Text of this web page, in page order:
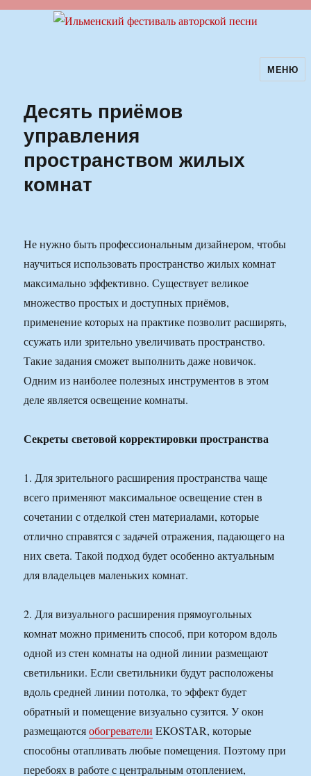
Ильменский фестиваль авторскойМЕНЮ
Десять приёмов
управления
пространством жилых
комнат
Не нужно быть профессиональным дизайнером, чтобы
научиться использовать пространство жилых комнат
максимально эффективно. Существует великое
множество простых и доступных приёмов,
применение которых на практике позволит расширять,
ссужать или зрительно увеличивать пространство.
Такие задания сможет выполнить даже новичок.
Одним из наиболее полезных инструментов в этом
деле является освещение комнаты.
Секреты световой корректировки пространства
1. Для зрительного расширения пространства чаще
всего применяют максимальное освещение стен в
сочетании с отделкой стен материалами, которые
отлично справятся с задачей отражения, падающего на
них света. Такой подход будет особенно актуальным
для владельцев маленьких комнат.
2. Для визуального расширения прямоугольных
комнат можно применить способ, при котором вдоль
одной из стен комнаты на одной линии размещают
светильники. Если светильники будут расположены
вдоль средней линии потолка, то эффект будет
обратный и помещение визуально сузится. У окон
размещаютсяобогреватели EKOSTAR, которые
способны отапливать любые помещения. Поэтому при
перебоях в работе с центральным отоплением,